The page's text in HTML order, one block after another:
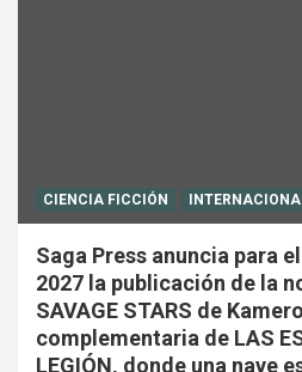
CIENCIA FICCIÓN
Saga Press anuncia para
2027 la publicación de la
SAVAGE STARS de
complementaria de LAS
LEGIÓN, donde una nave